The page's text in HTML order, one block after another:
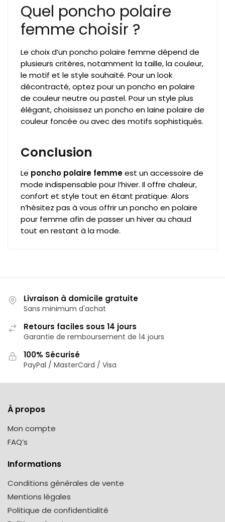
Quel poncho polaire
femme choisir ?
Le choix d’un poncho polaire femme dépend de
plusieurs critères, notamment la taille, la couleur,
le motif et le style souhaité. Pour un look
décontracté, optez pour un poncho en polaire
de couleur neutre ou pastel. Pour un style plus
élégant, choisissez un poncho en laine polaire de
couleur foncée ou avec des motifs sophistiqués.
Conclusion
Le poncho polaire femmeest un accessoire de
mode indispensable pour l’hiver. Il offre chaleur,
confort et style tout en étant pratique. Alors
n’hésitez pas à vous offrir un poncho en polaire
pour femme afin de passer un hiver au chaud
tout en restant à la mode.
Livraison à domicile gratuite
Sans minimum d'achat
Retours faciles sous 14 jours
Garantie de remboursement de 14 jours
100% Sécurisé
PayPal / MasterCard / Visa
À propos
Mon compte
FAQ’s
Informations
Conditions générales de vente
Mentions légales
Politique de confidentialité